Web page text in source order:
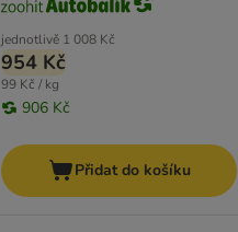
jednotlivě 1 008 Kč
954 Kč
99 Kč / kg
906 Kč
Přidat do košíku